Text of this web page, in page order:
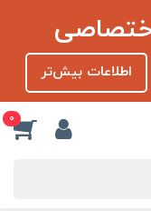
اطلاعات بیش‌تر
0